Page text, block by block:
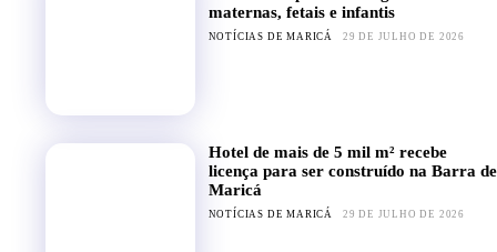
maternas, fetais e infantis
NOTÍCIAS DE MARICÁ 29 DE JULHO DE 2026
Hotel de mais de 5 mil m² recebe
licença para ser construído na Barra de
Maricá
NOTÍCIAS DE MARICÁ 29 DE JULHO DE 2026